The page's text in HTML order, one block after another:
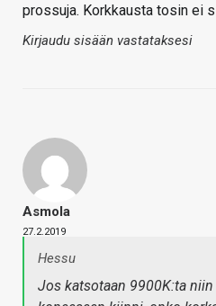
prossuja. Korkkausta tosin ei
Kirjaudu sisään vastataksesi
Asmola
27.2.2019
Hessu
Jos katsotaan 9900K:ta